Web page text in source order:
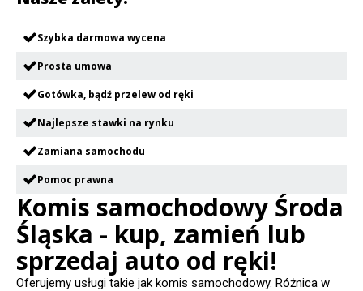
Szybka darmowa wycena
Prosta umowa
Gotówka, bądź przelew od ręki
Najlepsze stawki na rynku
Zamiana samochodu
Pomoc prawna
Komis samochodowy Środa
Śląska - kup, zamień lub
sprzedaj auto od ręki!
Oferujemy usługi takie jak komis samochodowy. Różnica w